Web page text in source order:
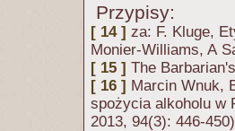
Przypisy:
[ 14 ] za: F. Kluge,
Monier-Williams, A
[ 15 ] The
[ 16 ] Marcin Wnuk,
spożycia alkoholu w
2013, 94(3): 446-